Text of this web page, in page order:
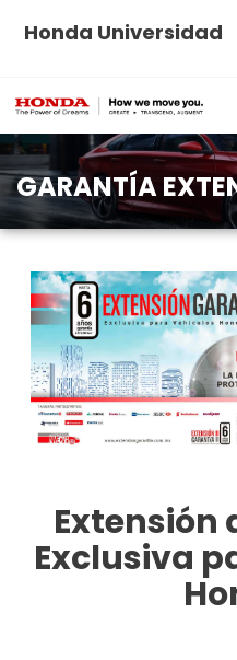
Honda Universidad
GARANTÍA
Extensión
Exclusiva